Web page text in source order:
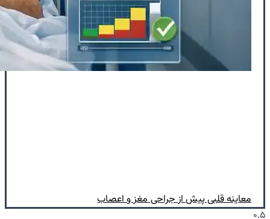
معاینه قلبی پیش از جراحی مغز و اعصاب